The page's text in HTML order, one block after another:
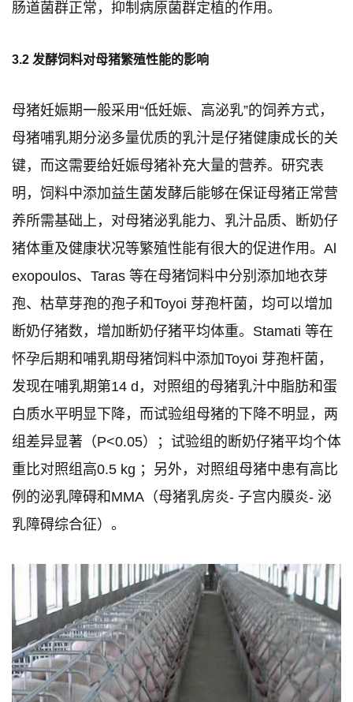
肠道菌群正常，抑制病原菌群定植的作用。
3.2 发酵饲料对母猪繁殖性能的影响
母猪妊娠期一般采用“低妊娠、高泌乳”的饲养方式，
母猪哺乳期分泌多量优质的乳汁是仔猪健康成长的关
键，而这需要给妊娠母猪补充大量的营养。研究表
明，饲料中添加益生菌发酵后能够在保证母猪正常营
养所需基础上，对母猪泌乳能力、乳汁品质、断奶仔
猪体重及健康状况等繁殖性能有很大的促进作用。Al
exopoulos、Taras 等在母猪饲料中分别添加地衣芽
孢、枯草芽孢的孢子和Toyoi 芽孢杆菌，均可以增加
断奶仔猪数，增加断奶仔猪平均体重。Stamati 等在
怀孕后期和哺乳期母猪饲料中添加Toyoi 芽孢杆菌，
发现在哺乳期第14 d，对照组的母猪乳汁中脂肪和蛋
白质水平明显下降，而试验组母猪的下降不明显，两
组差异显著（P<0.05）；试验组的断奶仔猪平均个体
重比对照组高0.5 kg ；另外，对照组母猪中患有高比
例的泌乳障碍和MMA（母猪乳房炎- 子宫内膜炎- 泌
乳障碍综合征）。